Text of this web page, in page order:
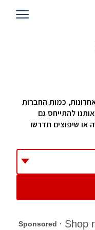
כמות החברות
להתייחס גם
או שיפוצים תדרשו
הוא יוכל לעזור
שאספנו למטה והם